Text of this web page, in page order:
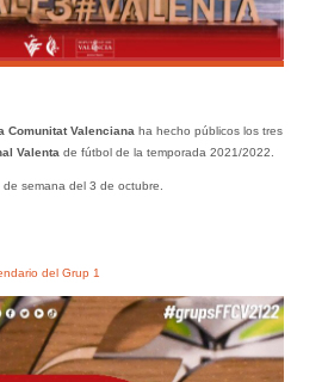
Comunitat Valenciana ha hecho públicos los tres
Valenta de fútbol de la temporada 2021/2022.
semana del 3 de octubre.
del Grup 1